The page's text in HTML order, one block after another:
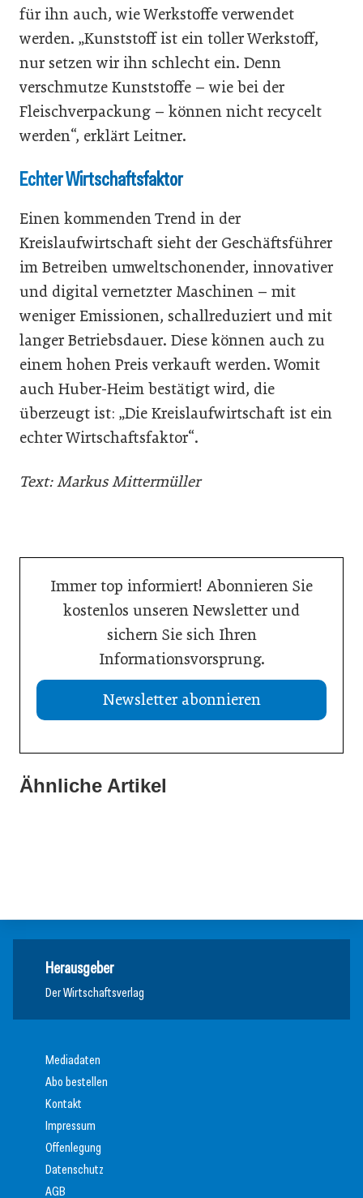
für ihn auch, wie Werkstoffe verwendet
werden. „Kunststoff ist ein toller Werkstoff,
nur setzen wir ihn schlecht ein. Denn
verschmutze Kunststoffe – wie bei der
Fleischverpackung – können nicht recycelt
werden“, erklärt Leitner.
Echter Wirtschaftsfaktor
Einen kommenden Trend in der
Kreislaufwirtschaft sieht der Geschäftsführer
im Betreiben umweltschonender, innovativer
und digital vernetzter Maschinen – mit
weniger Emissionen, schallreduziert und mit
langer Betriebsdauer. Diese können auch zu
einem hohen Preis verkauft werden. Womit
auch Huber-Heim bestätigt wird, die
überzeugt ist: „Die Kreislaufwirtschaft ist ein
echter Wirtschaftsfaktor“.
Text: Markus Mittermüller
Immer top informiert! Abonnieren Sie
kostenlos unseren Newsletter und
sichern Sie sich Ihren
Informationsvorsprung.
Newsletter abonnieren
Ähnliche Artikel
08. Juni 2026
Herausgeber
Der Wirtschaftsverlag
Mediadaten
Abo bestellen
Kontakt
Impressum
Offenlegung
Datenschutz
AGB